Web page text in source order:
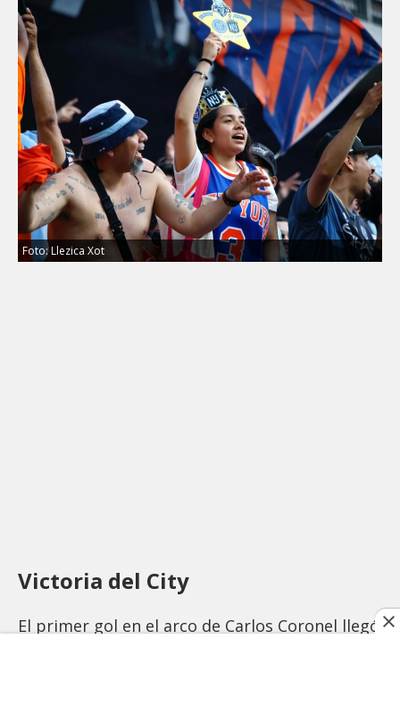
Foto: Llezica Xot
Victoria del City
El primer gol en el arco de Carlos Coronel llegó